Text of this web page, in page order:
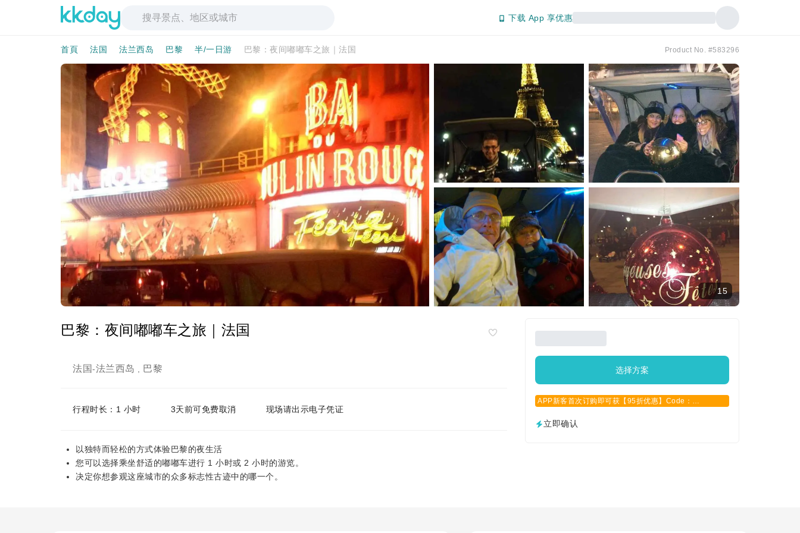
下载 App 享优惠
首頁 法国 法兰西岛 巴黎 半/一日游 巴黎：夜间嘟嘟车之旅｜法国 Product No. #583296
15
巴黎：夜间嘟嘟车之旅｜法国
法国-法兰西岛 巴黎
行程时长：1 小时 3天前可免费取消 现场请出示电子凭证
以独特而轻松的方式体验巴黎的夜生活
您可以选择乘坐舒适的嘟嘟车进行 1 小时或 2 小时的游览。
决定你想参观这座城市的众多标志性古迹中的哪一个。
选择方案
APP新客首次订购即可获【95折优惠】Code：
立即确认